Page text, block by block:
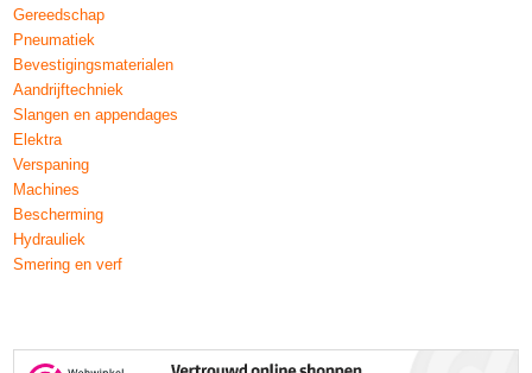
Gereedschap
Pneumatiek
Bevestigingsmaterialen
Aandrijftechniek
Slangen en appendages
Elektra
Verspaning
Machines
Bescherming
Hydrauliek
Smering en verf